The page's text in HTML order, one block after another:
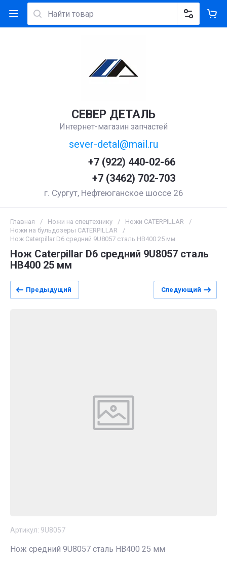
СЕВЕР ДЕТАЛЬ
Интернет-магазин запчастей
sever-detal@mail.ru
+7 (922) 440-02-66
+7 (3462) 702-703
г. Сургут, Нефтеюганское шоссе 26
Главная / Ножи на спецтехнику / Ножи CATERPILLAR
/
Ножи на бульдозеры CATERPILLAR
/
Нож Caterpillar D6 средний 9U8057 сталь HB400 25 мм
Нож Caterpillar D6 средний 9U8057 сталь
HB400 25 мм
Предыдущий Следующий
Артикул: 9U8057
Нож средний 9U8057 сталь HB400 25 мм